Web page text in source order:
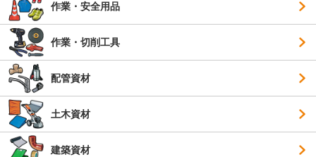
作業・安全用品
作業・切削工具
配管資材
土木資材
建築資材